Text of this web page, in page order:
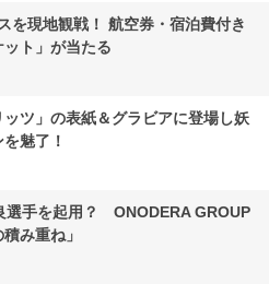
を現地観戦！ 航空券・宿泊費付き
ット」が当たる
ツ」の表紙＆グラビアに登場し妖
魅了！
選手を起用？ ONODERA GROUP
み重ね」